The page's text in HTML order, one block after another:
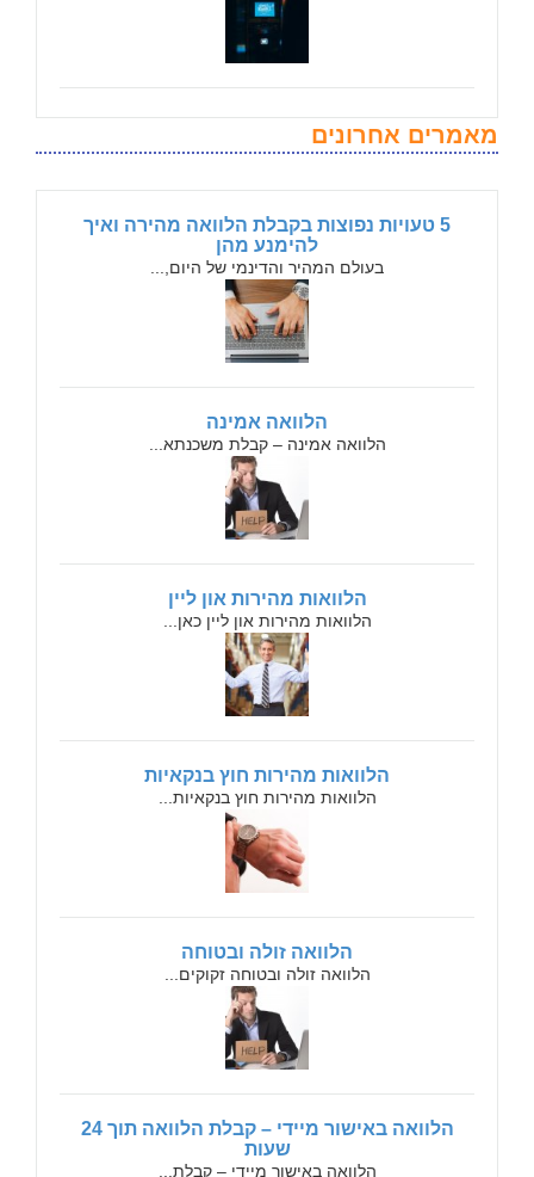
מאמרים אחרונים
5 טעויות נפוצות בקבלת הלוואה מהירה ואיך
להימנע מהן
בעולם המהיר והדינמי של היום,...
הלוואה אמינה
הלוואה אמינה – קבלת משכנתא...
הלוואות מהירות און ליין
הלוואות מהירות און ליין כאן...
הלוואות מהירות חוץ בנקאיות
הלוואות מהירות חוץ בנקאיות...
הלוואה זולה ובטוחה
הלוואה זולה ובטוחה זקוקים...
הלוואה באישור מיידי – קבלת הלוואה תוך 24
שעות
הלוואה באישור מיידי – קבלת...